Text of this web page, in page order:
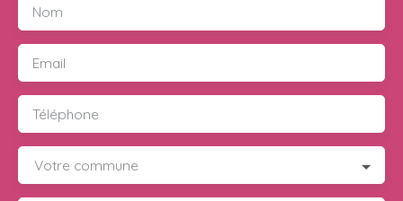
Nom
Email
Téléphone
Votre commune